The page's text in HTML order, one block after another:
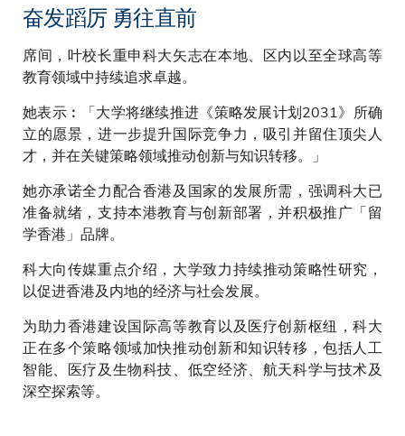
奋发蹈厉 勇往直前
席间，叶校长重申科大矢志在本地、区内以至全球高等
教育领域中持续追求卓越。
她表示︰「大学将继续推进《策略发展计划2031》所确
立的愿景，进一步提升国际竞争力，吸引并留住顶尖人
才，并在关键策略领域推动创新与知识转移。」
她亦承诺全力配合香港及国家的发展所需，强调科大已
准备就绪，支持本港教育与创新部署，并积极推广「留
学香港」品牌。
科大向传媒重点介绍，大学致力持续推动策略性研究，
以促进香港及内地的经济与社会发展。
为助力香港建设国际高等教育以及医疗创新枢纽，科大
正在多个策略领域加快推动创新和知识转移，包括人工
智能、医疗及生物科技、低空经济、航天科学与技术及
深空探索等。